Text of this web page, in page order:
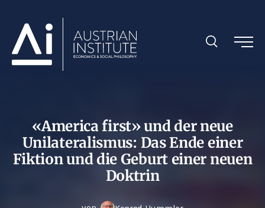
«America first» und der neue
Unilateralismus: Das Ende einer
Fiktion und die Geburt einer neuen
Doktrin